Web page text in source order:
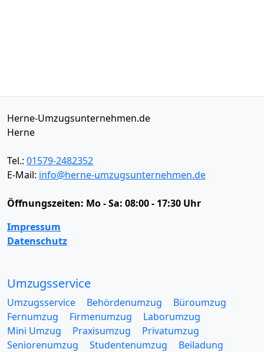
Herne-Umzugsunternehmen.de
Herne
Tel.: 01579-2482352
E-Mail: info@herne-umzugsunternehmen.de
Öffnungszeiten: Mo - Sa: 08:00 - 17:30 Uhr
Impressum
Datenschutz
Umzugsservice
Umzugsservice Behördenumzug
Büroumzug
Fernumzug
Firmenumzug
Laborumzug
Mini Umzug
Praxisumzug
Privatumzug
Seniorenumzug
Studentenumzug
Beiladung